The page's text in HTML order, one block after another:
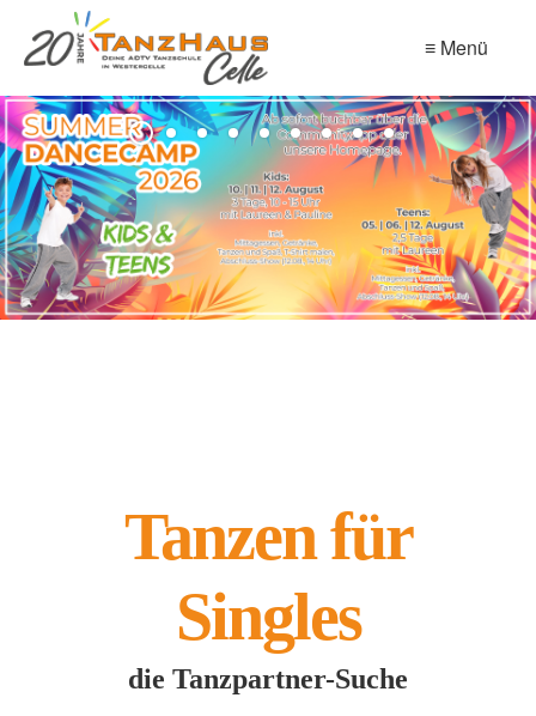
≡ Menü
Tanzen für
Singles
die Tanzpartner-Suche